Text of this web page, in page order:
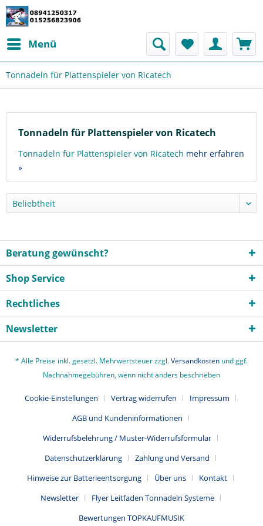
Menü
Tonnadeln für Plattenspieler von Ricatech
Tonnadeln für Plattenspieler von Ricatech
Tonnadeln für Plattenspieler von Ricatech mehr erfahren
»
Beratung gewünscht?
Shop Service
Rechtliches
Newsletter
* Alle Preise inkl. gesetzl. Mehrwertsteuer zzgl.Versandkosten und ggf.
Nachnahmegebühren, wenn nicht anders beschrieben
Cookie-Einstellungen Vertrag widerrufen
Impressum
AGB und Kundeninformationen
Widerrufsbelehrung / Muster-Widerrufsformular
Datenschutzerklärung
Zahlung und Versand
Hinweise zur Batterieentsorgung
Über uns
Kontakt
Newsletter
Flyer Leitfaden Tonnadeln Systeme
Bewertungen TOPKAUFMUSIK